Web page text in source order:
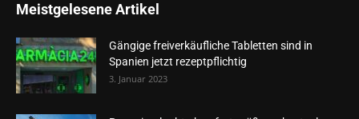
Meistgelesene Artikel
Gängige freiverkäufliche Tabletten sind in
Spanien jetzt rezeptpflichtig
3. Januar 2023